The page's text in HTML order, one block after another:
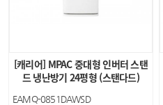
[캐리어] MPAC 중대형 인버터 스탠
드 냉난방기 24평형 (스탠다드)
EAMQ-0851DAWSD